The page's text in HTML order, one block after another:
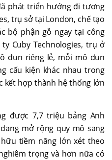
phát triển hướng đi tương
trụ sở tại London, chế tạo
bộ phận gỗ ngay tại công
Cuby Technologies, trụ ở
đun riêng lẻ, mỗi mô đun
cấu kiện khác nhau trong
kết hợp thành hệ thống lớn
được 7,7 triệu bảng Anh
mở rộng quy mô sang
tiềm năng lớn xét theo
trọng và hơn nữa có